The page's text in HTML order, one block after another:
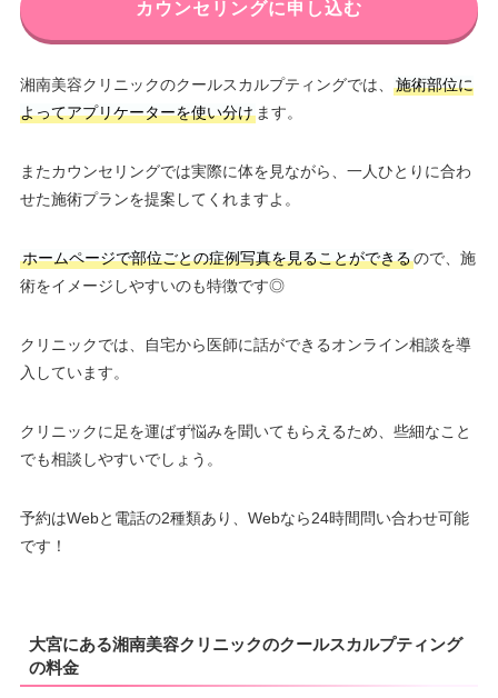
カウンセリングに申し込む
湘南美容クリニックのクールスカルプティングでは、
施術部位に
よってアプリケーターを使い分けます。
またカウンセリングでは実際に体を見ながら、一人ひとりに合わ
せた施術プランを提案してくれますよ。
ホームページで部位ごとの症例写真を見ることができるので、施
術をイメージしやすいのも特徴です◎
クリニックでは、自宅から医師に話ができるオンライン相談を導
入しています。
クリニックに足を運ばず悩みを聞いてもらえるため、些細なこと
でも相談しやすいでしょう。
予約はWebと電話の2種類あり、Webなら24時間問い合わせ可能
です！
大宮にある湘南美容クリニックのクールスカルプティング
の料金